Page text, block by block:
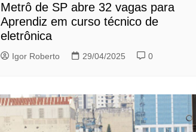
Metrô de SP abre 32 vagas para
Aprendiz em curso técnico de
eletrônica
Igor Roberto 29/04/2025 0